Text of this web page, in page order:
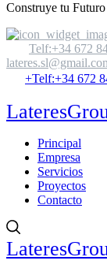
Construye tu
Telf:+34 672
+Telf:+34 672
Principal
Empresa
Servicios
Proyectos
Contacto